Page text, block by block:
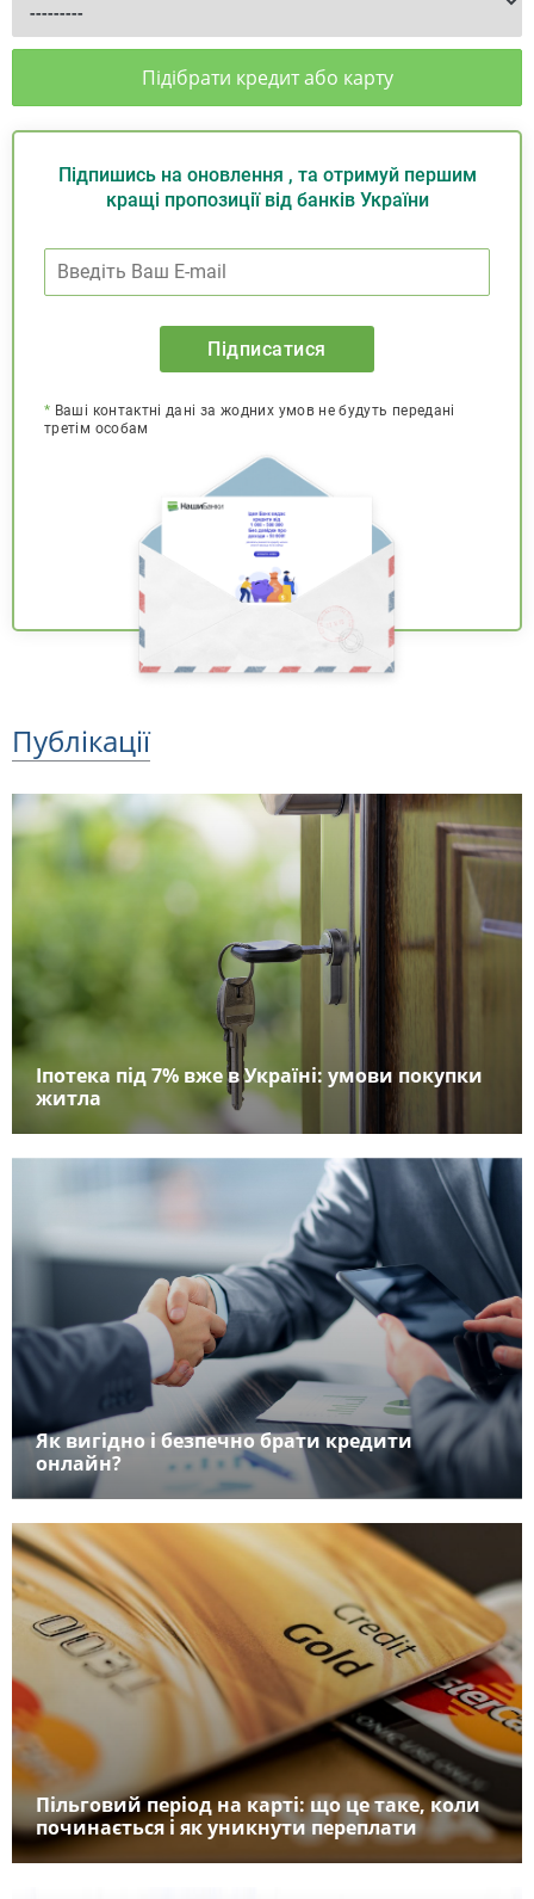
Підібрати кредит або карту
Підпишись на оновлення , та отримуй першим
кращі пропозиції від банків України
Підписатися
* Ваші контактні дані за жодних умов не будуть передані
третім особам
Публікації
Іпотека під 7% вже в Україні: умови покупки
житла
Як вигідно і безпечно брати кредити
онлайн?
Пільговий період на карті: що це таке, коли
починається і як уникнути переплати